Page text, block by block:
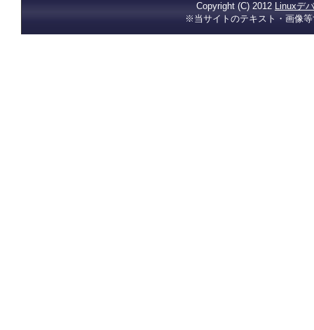
Copyright (C) 2012 Linuxデ
※当サイトのテキスト・画像